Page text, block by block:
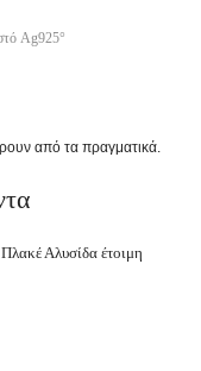
Ag925°
από τα πραγματικά.